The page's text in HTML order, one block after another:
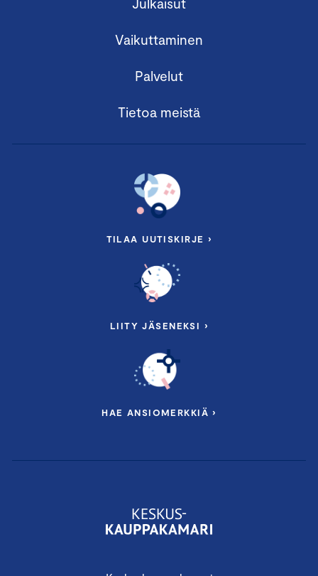
Vaikuttaminen
Palvelut
Tietoa meistä
TILAA UUTISKIRJE ›
LIITY JÄSENEKSI ›
HAE ANSIOMERKKIÄ ›